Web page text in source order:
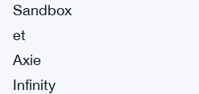
Sandbox
et
Axie
Infinity